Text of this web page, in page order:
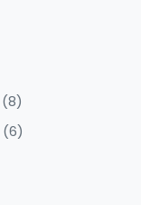
(8)
(6)